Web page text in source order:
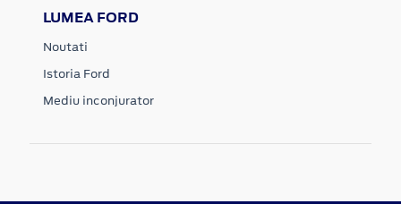
LUMEA FORD
Noutati
Istoria Ford
Mediu inconjurator